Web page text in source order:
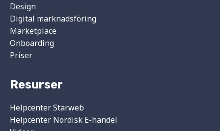
Design
Digital marknadsföring
Marketplace
Onboarding
Priser
Resurser
Helpcenter Starweb
Helpcenter Nordisk E-handel